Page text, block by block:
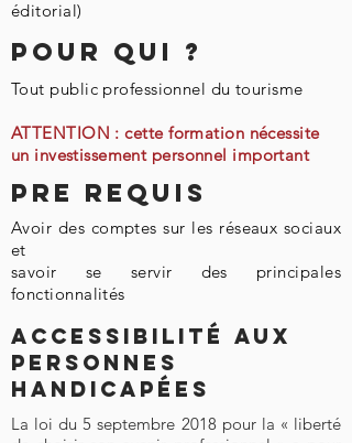
éditorial)
Pour Qui ?
Tout public professionnel du tourisme
ATTENTION : cette formation nécessite
un investissementpersonnel important
PRE REQUIS
Avoir des comptes sur les réseaux sociaux
et
savoir se servir des principales
fonctionnalités
Accessibilité aux
personnes
handicapées
La loi du 5 septembre 2018 pour la « liberté